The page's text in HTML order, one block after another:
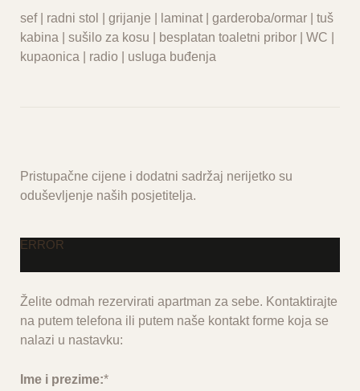
sef | radni stol | grijanje | laminat | garderoba/ormar | tuš
kabina | sušilo za kosu | besplatan toaletni pribor | WC |
kupaonica | radio | usluga buđenja
Pristupačne cijene i dodatni sadržaj nerijetko su
oduševljenje naših posjetitelja.
ERROR
Želite odmah rezervirati apartman za sebe. Kontaktirajte
na putem telefona ili putem naše kontakt forme koja se
nalazi u nastavku:
Ime i prezime:*